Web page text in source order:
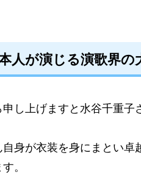
人が演じる演歌界
し上げますと水谷千重子
自身が衣装を身にまとい卓
。